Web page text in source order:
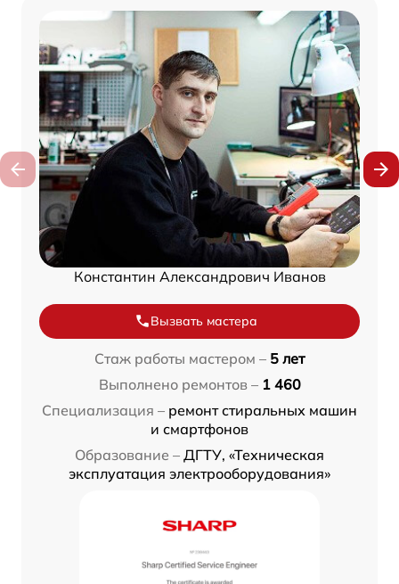
Константин Александрович Иванов
Вызвать мастера
Стаж работы мастером – 5 лет
Выполнено ремонтов – 1 460
Специализация – ремонт стиральных машин
и смартфонов
Образование – ДГТУ, «Техническая
эксплуатация электрооборудования»